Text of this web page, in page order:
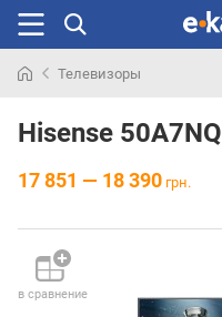
раньше
Телевизоры
Hisense 50A7NQ
17 851 — 18 390 грн.
в сравнение